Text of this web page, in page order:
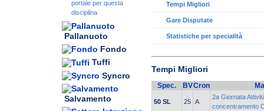
Pallanuoto
Fondo
Tuffi
Syncro
Salvamento
Tempi Migliori
Gare Disputate
Statistiche per specialità
Tempi Migliori
Spec. BVCron
50 SL 25 A
2a Giornata
concentramento